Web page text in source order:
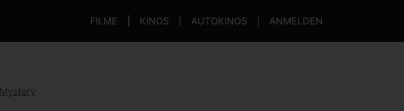
FILME KINOS AUTOKINOS ANMELDEN
Mystery